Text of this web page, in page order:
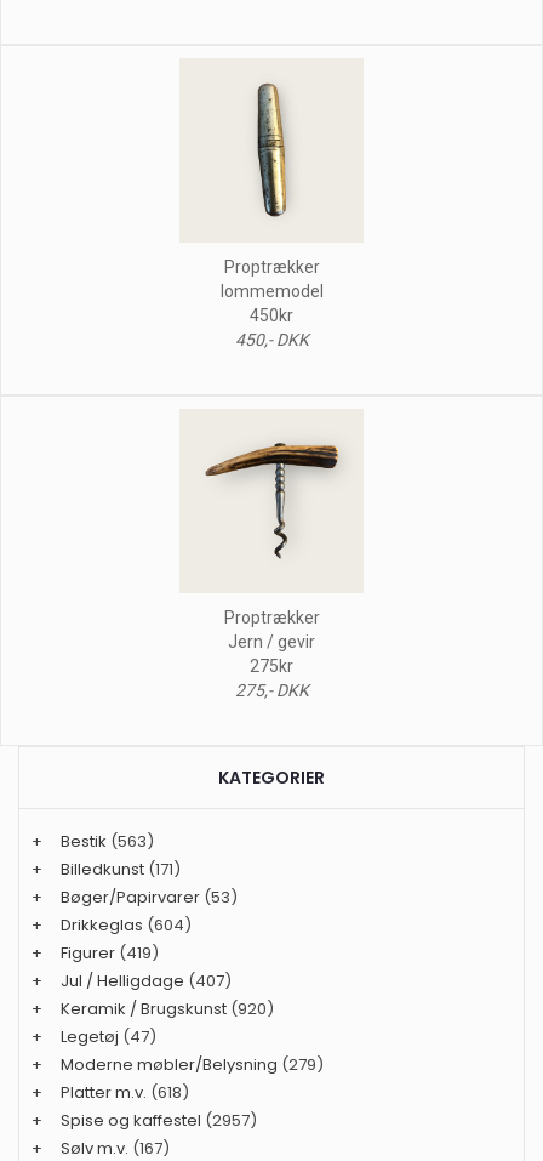
Proptrækker
lommemodel
450kr
450,- DKK
Proptrækker
Jern / gevir
275kr
275,- DKK
KATEGORIER
+ Bestik (563)
+
Billedkunst (171)
+
Bøger/Papirvarer (53)
+
Drikkeglas (604)
+
Figurer (419)
+
Jul / Helligdage (407)
+
Keramik / Brugskunst (920)
+
Legetøj (47)
+
Moderne møbler/Belysning (279)
+
Platter m.v. (618)
+
Spise og kaffestel (2957)
+
Sølv m.v. (167)